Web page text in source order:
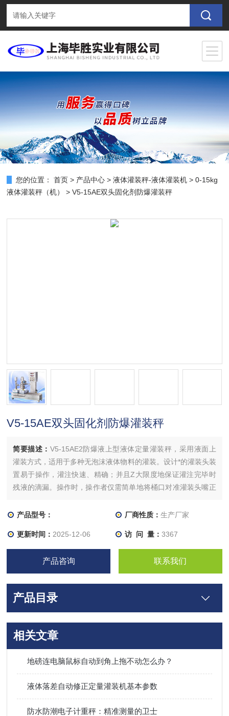
您的位置： 首页 > 产品中心 >液体灌装秤-液体灌装机 >0-15kg
液体灌装秤（机）
> V5-15AE双头固化剂防爆灌装秤
V5-15AE双头固化剂防爆灌装秤
简要描述： V5-15AE2防爆液上型液体定量灌装秤，采用液面上
灌装方式，适用于多种无泡沫液体物料的灌装。设计*的灌装头装
置易于操作，灌注快速、精确；并且Z大限度地保证灌注完毕时
残液的滴漏。操作时，操作者仅需简单地将桶口对准灌装头嘴正
将空桶自动去皮。
产品型号： 厂商性质： 生产厂家
更新时间： 2025-12-06 访 问 量： 3367
产品咨询 联系我们
产品目录
相关文章
地磅连电脑鼠标自动到角上拖不动怎么办？
液体落差自动修正定量灌装机基本参数
防水防潮电子计重秤：精准测量的卫士